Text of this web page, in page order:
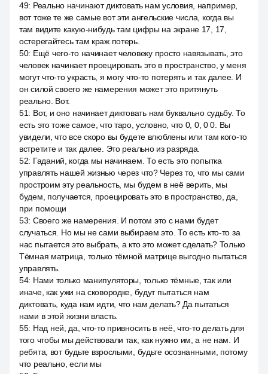
49: Реально начинают диктовать нам условия, например,
вот тоже те же самые вот эти ангельские числа, когда вы
там видите какую-нибудь там цифры на экране 17, 17,
остерегайтесь там краж потерь.
50: Ещё чего-то начинает человеку просто навязывать, это
человек начинает проецировать это в пространство, у меня
могут что-то украсть, я могу что-то потерять и так далее. И
он силой своего же намерения может это притянуть
реально. Вот.
51: Вот, и оно начинает диктовать нам буквально судьбу. То
есть это тоже самое, что таро, условно, что 0, 0, 0 0. Вы
увидели, что все скоро вы будете влюблены или там кого-то
встретите и так далее. Это реально из разряда.
52: Гаданий, когда мы начинаем. То есть это попытка
управлять нашей жизнью через что? Через то, что мы сами
простроим эту реальность, мы будем в неё верить, мы
будем, получается, проецировать это в пространство, да,
при помощи
53: Своего же намерения. И потом это с нами будет
случаться. Но мы не сами выбираем это. То есть кто-то за
нас пытается это выбрать, а кто это может сделать? Только
Тёмная матрица, только тёмной матрице выгодно пытаться
управлять.
54: Нами только манипуляторы, только тёмные, так или
иначе, как ужи на сковородке, будут пытаться нам
диктовать, куда нам идти, что нам делать? Да пытаться
нами в этой жизни власть.
55: Над ней, да, что-то привносить в неё, что-то делать для
того чтобы мы действовали так, как нужно им, а не нам. И
ребята, вот будьте взрослыми, будьте осознанными, потому
что реально, если мы